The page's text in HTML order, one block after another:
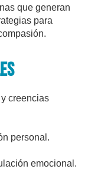
que generan
para
creencias
personal.
emocional.